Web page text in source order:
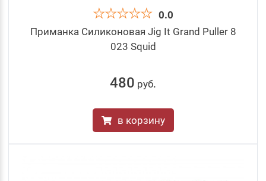
0.0
Приманка Силиконовая Jig It Grand Puller 8
023 Squid
480 руб.
в корзину